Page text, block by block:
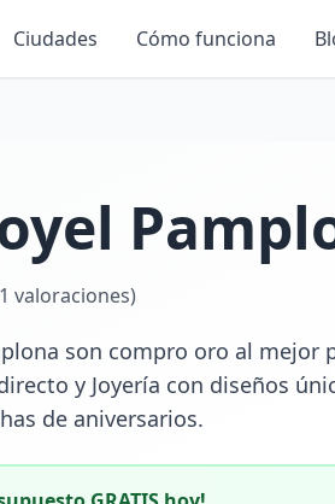
Ciudades Cómo funciona
1 valoraciones)
son compro oro al
y Joyería con diseños
de aniversarios.